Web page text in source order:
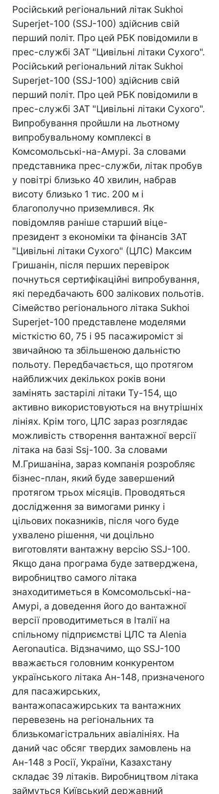
Російський регіональний літак Sukhoi
Superjet-100 (SSJ-100) здійснив свій
перший політ. Про цей РБК повідомили в
прес-службі ЗАТ "Цивільні літаки Сухого".
Російський регіональний літак Sukhoi
Superjet-100 (SSJ-100) здійснив свій
перший політ. Про цей РБК повідомили в
прес-службі ЗАТ "Цивільні літаки Сухого".
Випробування пройшли на льотному
випробувальному комплексі в
Комсомольські-на-Амурі. За словами
представника прес-служби, літак пробув
у повітрі близько 40 хвилин, набрав
висоту близько 1 тис. 200 м і
благополучно приземлився. Як
повідомляв раніше старший віце-
президент з економіки та фінансів ЗАТ
"Цивільні літаки Сухого" (ЦЛС) Максим
Гришанін, після перших перевірок
почнуться сертифікаційні випробування,
які передбачають 600 залікових польотів.
Сімейство регіонального літака Sukhoi
Superjet-100 представлене моделями
місткістю 60, 75 і 95 пасажироміст зі
звичайною та збільшеною дальністю
польоту. Передбачається, що протягом
найближчих декількох років вони
замінять застарілі літаки Ту-154, що
активно використовуються на внутрішніх
лініях. Крім того, ЦЛС зараз розглядає
можливість створення вантажної версії
літака на базі Ssj-100. За словами
М.Гришаніна, зараз компанія розробляє
бізнес-план, який буде завершений
протягом трьох місяців. Проводяться
дослідження за вимогами ринку і
цільових показників, після чого буде
ухвалено рішення, чи доцільно
виготовляти вантажну версію SSJ-100.
Якщо дана програма буде затверджена,
виробництво самого літака
знаходитиметься в Комсомольські-на-
Амурі, а доведення його до вантажної
версії проводитиметься в Італії на
спільному підприємстві ЦЛС та Alenia
Aeronautica. Відзначимо, що SSJ-100
вважається головним конкурентом
українського літака Ан-148, призначеного
для пасажирських,
вантажопасажирських та вантажних
перевезень на регіональних та
близькомагістральних авіалініях. На
даний час обсяг твердих замовлень на
Ан-148 з Росії, України, Казахстану
складає 39 літаків. Виробництвом літака
займуться Київський державний